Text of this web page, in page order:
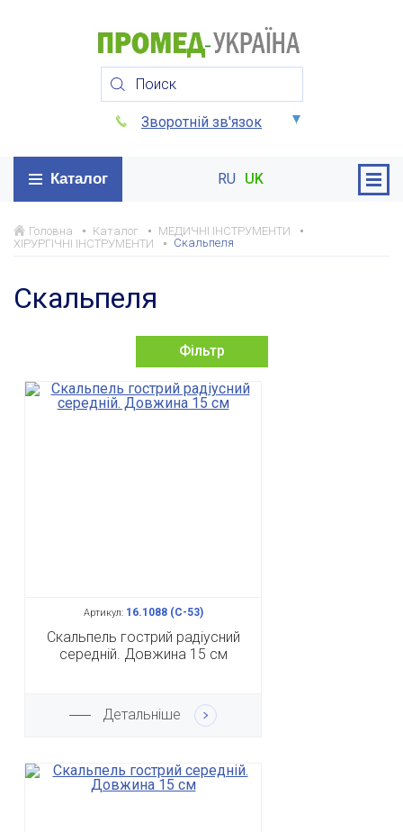
Зворотній зв'язок
Каталог RU UK
Головна Каталог
МЕДИЧНІ ІНСТРУМЕНТИ
ХІРУРГІЧНІ ІНСТРУМЕНТИ
Скальпеля
Скальпеля
Фільтр
Артикул:16.1088 (С-53)
Скальпель гострий радіусний
середній. Довжина 15 см
Детальніше